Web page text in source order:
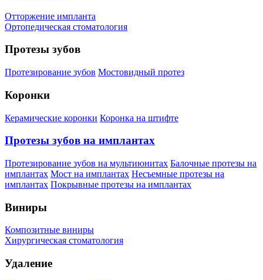
Отторжение импланта
Ортопедическая стоматология
Протезы зубов
Протезирование зубов Мостовидный протез
Коронки
Керамические коронки Коронка на штифте
Протезы зубов на имплантах
Протезирование зубов на мультиюнитах Балочные протезы на
имплантах Мост на имплантах Несъемные протезы на
имплантах Покрывные протезы на имплантах
Виниры
Композитные виниры
Хирургическая стоматология
Удаление